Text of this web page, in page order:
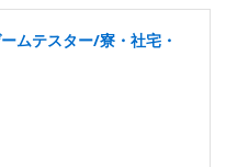
ムテスター/寮・社宅・